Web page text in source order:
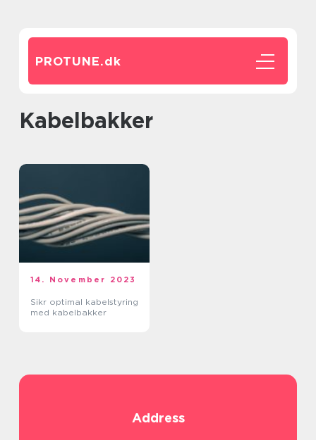
PROTUNE.dk
kabelbakker
14. November 2023
Sikr optimal kabelstyring
med kabelbakker
Address